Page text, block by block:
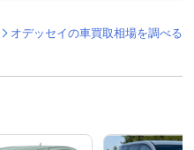
オデッセイの車買取相場を調べる